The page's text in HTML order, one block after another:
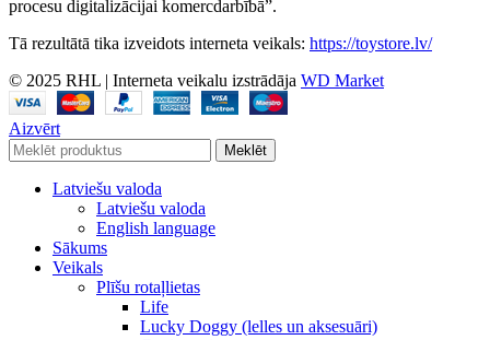
procesu digitalizācijai komercdarbībā”.
Tā rezultātā tika izveidots interneta veikals: https://toystore.lv/
© 2025 RHL | Interneta veikalu izstrādāja WD Market
Aizvērt
Meklēt
Latviešu valoda
Latviešu valoda
English language
Sākums
Veikals
Plīšu rotaļlietas
Life
Lucky Doggy (lelles un aksesuāri)